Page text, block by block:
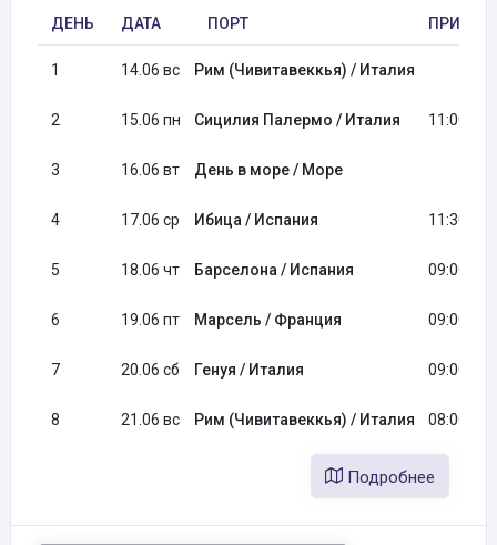
ДЕНЬ ДАТА ПОРТ
1 14.06 вс Рим (Чивитавеккья) / Италия
2 15.06 пн Сицилия Палермо / Италия 11:00
3 16.06 вт День в море / Море
4 17.06 ср Ибица / Испания 11:30
5 18.06 чт Барселона / Испания 09:00
6 19.06 пт Марсель / Франция 09:00
7 20.06 сб Генуя / Италия 09:00
8 21.06 вс Рим (Чивитавеккья) / Италия 08:00
Подробнее